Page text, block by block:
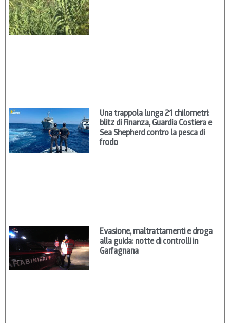
Una trappola lunga 21 chilometri:
blitz di Finanza, Guardia Costiera e
Sea Shepherd contro la pesca di
frodo
Evasione, maltrattamenti e droga
alla guida: notte di controlli in
Garfagnana